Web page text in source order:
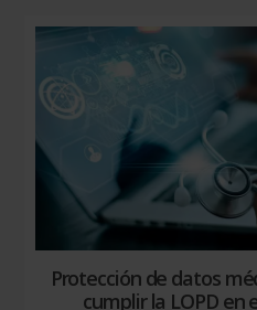
Protección de datos
cumplir la LOPD